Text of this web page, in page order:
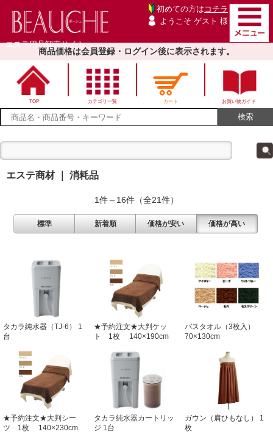
エステ用品卸売サイト
初めての方は コチラ
ようこそ ゲスト 様
商品価格は会員登録・ログイン後に表示されます。
TOP カテゴリ一覧 カート お買い物ガイド
エステ商材 ｜ 消耗品
1件～16件（全21件）
標準 新着順 価格が安い 価格が高い
タカラ純水器（TJ-6） 1
台
★予約注文★大判ケッ
ト 1枚 140×190cm
バスタオル（3枚入）
70×130cm
★予約注文★大判シー
ツ 1枚 140×230cm
タカラ純水器カートリッ
ジ 1台
ガウン（肩ひもなし） 1
枚